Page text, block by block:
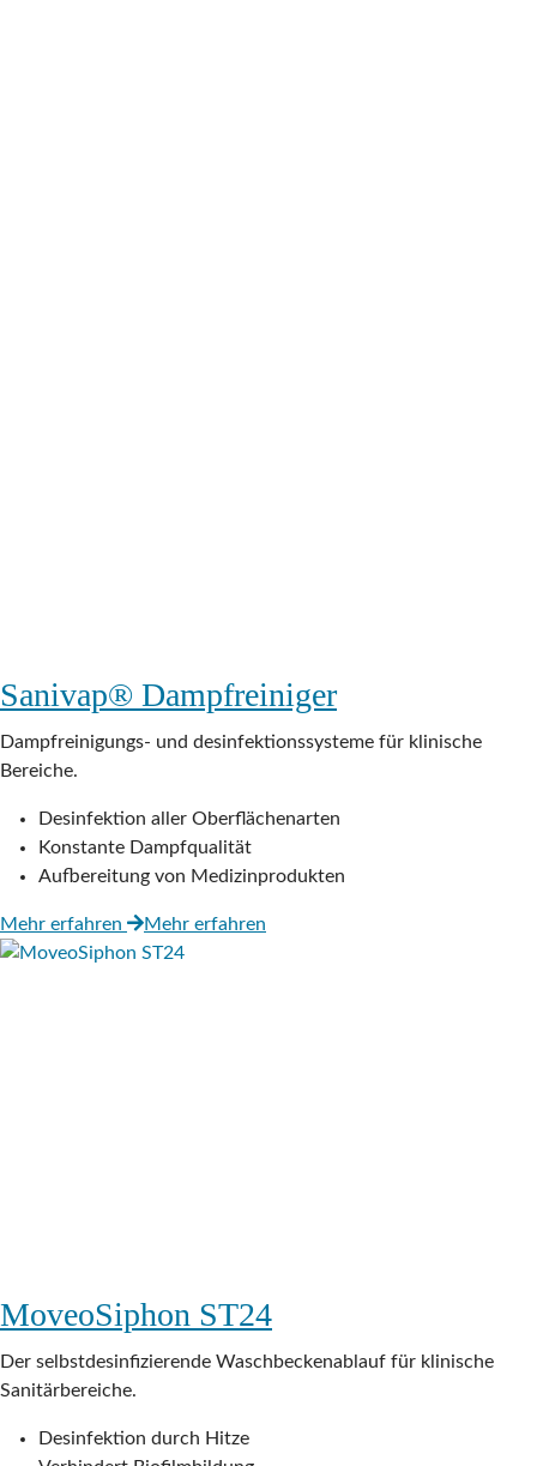
Sanivap® Dampfreiniger
Dampfreinigungs- und desinfektionssysteme für klinische
Bereiche.
Desinfektion aller Oberflächenarten
Konstante Dampfqualität
Aufbereitung von Medizinprodukten
Mehr erfahren Mehr erfahren
MoveoSiphon ST24
Der selbstdesinfizierende Waschbeckenablauf für klinische
Sanitärbereiche.
Desinfektion durch Hitze